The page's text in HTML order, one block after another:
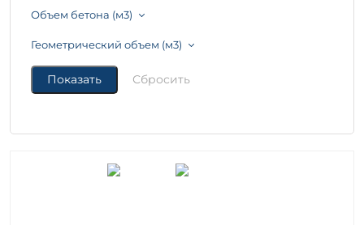
Объем бетона (м3)
Геометрический объем (м3)